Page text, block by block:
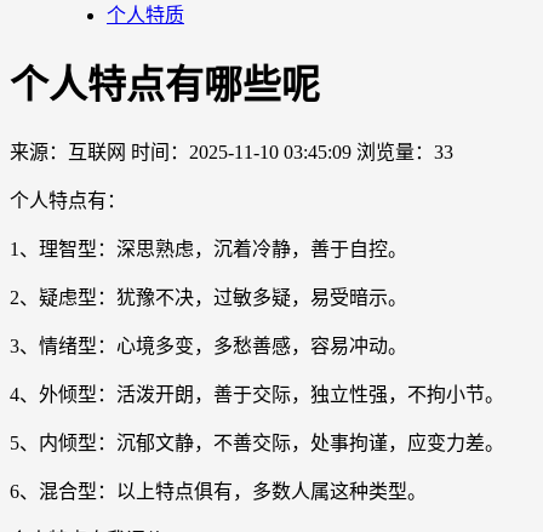
个人特质
个人特点有哪些呢
来源：互联网 时间：2025-11-10 03:45:09 浏览量：33
个人特点有：
1、理智型：深思熟虑，沉着冷静，善于自控。
2、疑虑型：犹豫不决，过敏多疑，易受暗示。
3、情绪型：心境多变，多愁善感，容易冲动。
4、外倾型：活泼开朗，善于交际，独立性强，不拘小节。
5、内倾型：沉郁文静，不善交际，处事拘谨，应变力差。
6、混合型：以上特点俱有，多数人属这种类型。